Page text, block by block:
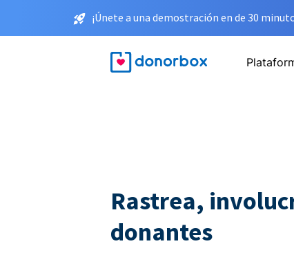
¡Únete a una demostración en de 30
Rastrea,
donantes